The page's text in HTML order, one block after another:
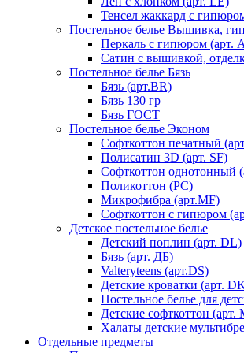
Тенсел жаккард с
Постельное белье Вышивка,
Перкаль с гипюром (арт.
Сатин с вышивкой,
Постельное белье Бязь
Бязь (арт.BR)
Бязь 130 гр
Бязь ГОСТ
Постельное белье Эконом
Софткоттон печатный
Полисатин 3D (арт. SF)
Софткоттон однотонный
Поликоттон (PC)
Микрофибра (арт.MF)
Софткоттон с гипюром
Детское постельное белье
Детский поплин (арт. DL)
Бязь (арт. ДБ)
Valteryteens (арт.DS)
Детские кроватки (арт.
Постельное белье для
Детские софткоттон (арт.
Халаты детские
Отдельные предметы